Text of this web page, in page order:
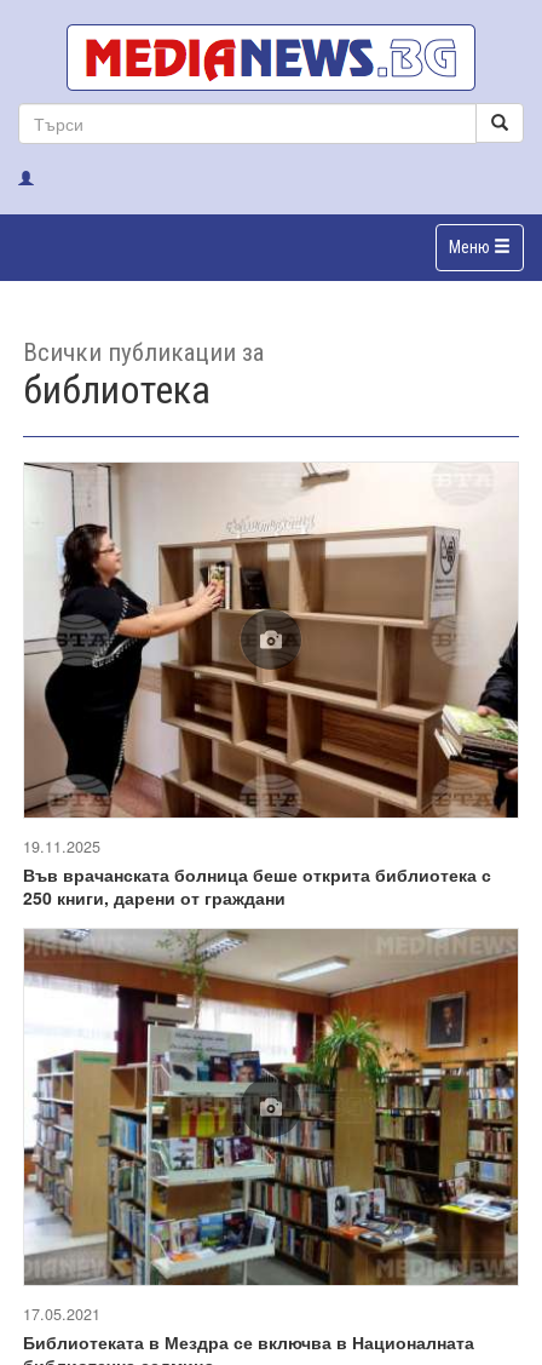
Меню
Всички публикации за
библиотека
19.11.2025
Във врачанската болница беше открита библиотека с
250 книги, дарени от граждани
17.05.2021
Библиотеката в Мездра се включва в Националната